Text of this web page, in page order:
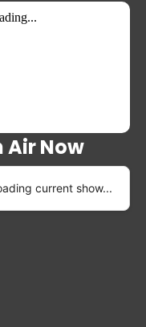
Air Now
current show...